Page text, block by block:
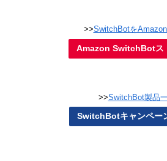
>>SwitchBotを
Amazon SwitchBotス
>>SwitchBot製品
SwitchBotキャンペー